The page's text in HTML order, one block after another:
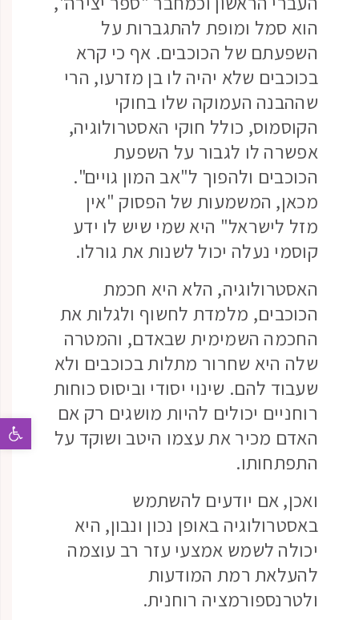
הוא סמל ומופת להתגברות על
השפעתם של הכוכבים. אף כי קרא
בכוכבים שלא יהיה לו בן מזרעו, הרי
שההבנה העמוקה שלו בחוקי
הקוסמוס, כולל חוקי האסטרולוגיה,
אפשרה לו לגבור על השפעת
הכוכבים ולהפוך ל"אב המון גויים".
מכאן, המשמעות של הפסוק "אין
מזל לישראל" היא שמי שיש לו ידע
קוסמי נעלה יכול לשנות את גורלו.
האסטרולוגיה, הלא היא חכמת
הכוכבים, מלמדת לחשוף ולגלות את
החכמה השמימית שבאדם, והמטרה
שלה היא שחרור מתלות בכוכבים ולא
שעבוד להם. שינוי יסודי וביסוס כוחות
רוחניים יכולים להיות מושגים רק אם
האדם מכיר את עצמו היטב ושוקד על
התפתחותו.
ואכן, אם יודעים להשתמש
באסטרולוגיה באופן נכון ונבון, היא
יכולה לשמש אמצעי עזר רב עוצמה
להעלאת רמת המודעות
ולטרנספורמציה רוחנית.